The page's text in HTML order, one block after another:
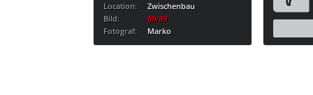
Location:
Zwischenbau
Bild:
69/89
Fotograf:
Marko